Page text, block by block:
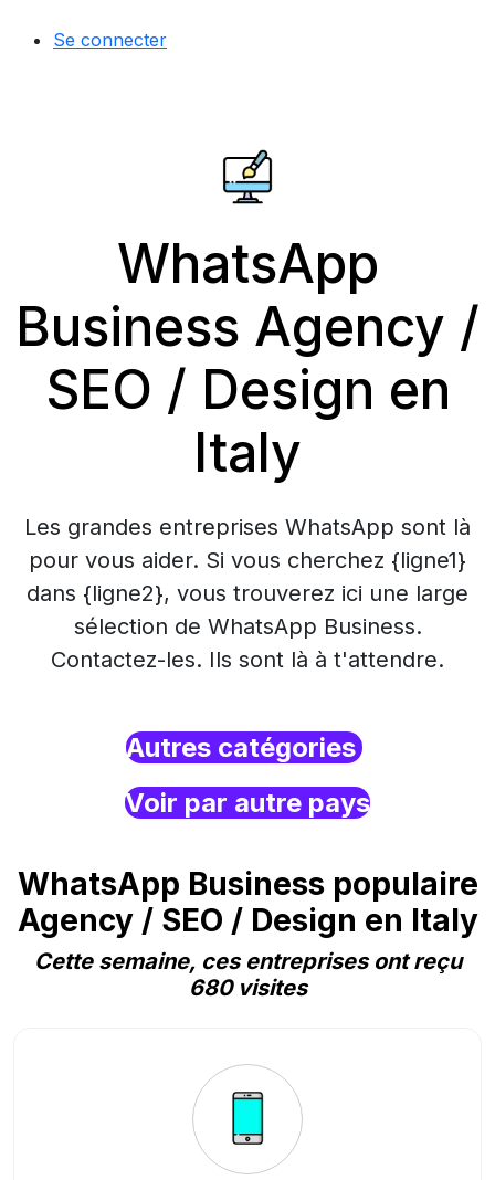
Se connecter
WhatsApp
Business Agency /
SEO / Design en
Italy
Les grandes entreprises WhatsApp sont là
pour vous aider. Si vous cherchez {ligne1}
dans {ligne2}, vous trouverez ici une large
sélection de WhatsApp Business.
Contactez-les. Ils sont là à t'attendre.
Autres catégories
Voir par autre pays
WhatsApp Business populaire
Agency / SEO / Design en Italy
Cette semaine, ces entreprises ont reçu
680 visites